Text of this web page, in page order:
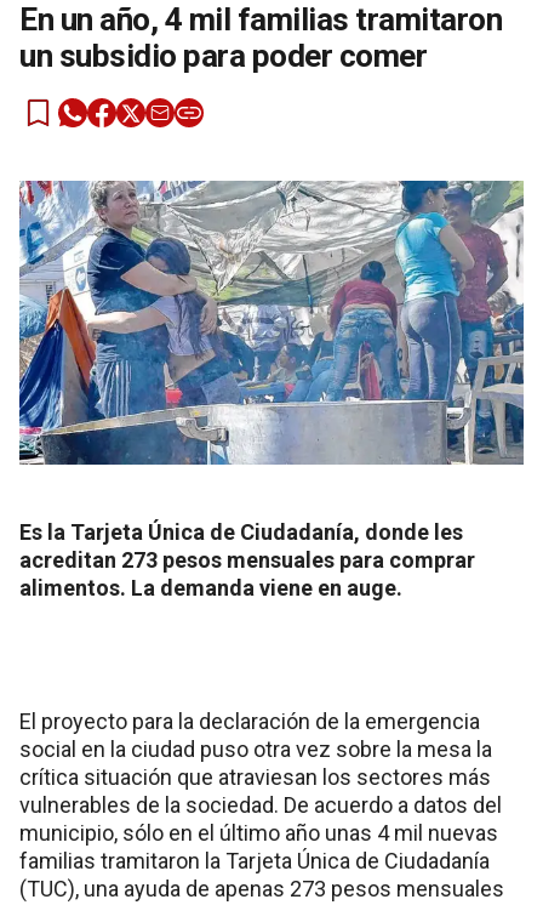
En un año, 4 mil familias tramitaron
un subsidio para poder comer
Es la Tarjeta Única de Ciudadanía, donde les
acreditan 273 pesos mensuales para comprar
alimentos. La demanda viene en auge.
El proyecto para la declaración de la emergencia
social en la ciudad puso otra vez sobre la mesa la
crítica situación que atraviesan los sectores más
vulnerables de la sociedad. De acuerdo a datos del
municipio, sólo en el último año unas 4 mil nuevas
familias tramitaron la Tarjeta Única de Ciudadanía
(TUC), una ayuda de apenas 273 pesos mensuales